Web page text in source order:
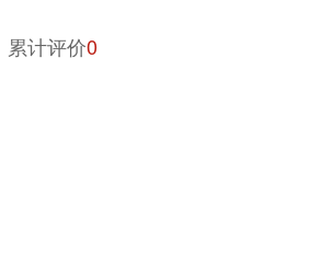
累计评价0